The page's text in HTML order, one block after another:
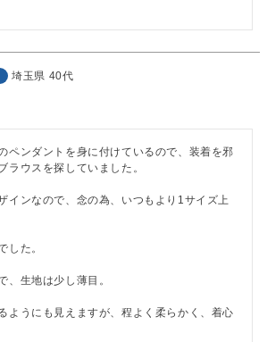
埼玉県 40代
ペンダントを身に付けているので、装着を邪
ラウスを探していました。
インなので、念の為、いつもより1サイズ上
した。
、生地は少し薄目。
ようにも見えますが、程よく柔らかく、着心